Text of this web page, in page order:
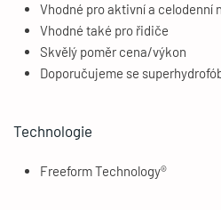
Vhodné pro aktivní a celodenní
Vhodné také pro řidiče
Skvělý poměr cena/výkon
Doporučujeme se
Technologie
Freeform Technology®